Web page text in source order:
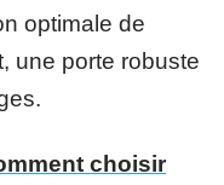
optimale de
une porte robuste
choisir